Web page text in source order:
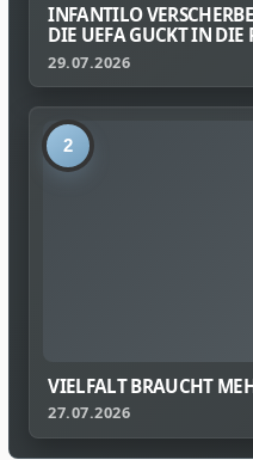
INFANTILO
IE UEFA GUCKT IN DIE
29.07.2026
2
VIELFALT BRAUCHT
27.07.2026